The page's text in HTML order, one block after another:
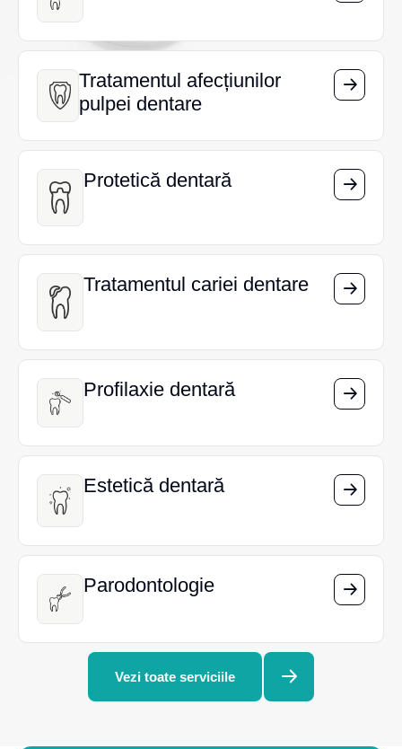
Tratamentul afecțiunilor
pulpei dentare
Tratamentul afecțiunilor
pulpei dentare
Protetică dentară
Protetică dentară
Tratamentul cariei dentare
Tratamentul cariei dentare
Profilaxie dentară
Profilaxie dentară
Estetică dentară
Estetică dentară
Parodontologie
Parodontologie
Vezi toate serviciile